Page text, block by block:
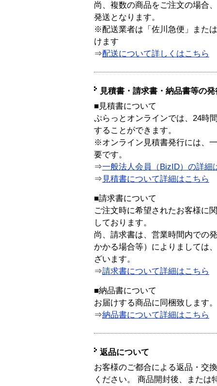
尚、複数の商品をご注文の場合
発送となります。
※配送業者は「佐川急便」また
けます
⇒配送について詳しくはこちら
見積書・請求書・納品書等の
■見積書について
ぷらっとオンラインでは、24時
することができます。
※オンライン見積書発行には、
要です。
⇒一般法人会員（BizID）の詳細
⇒ 見積書について詳細はこちら
■請求書について
ご注文時に希望されたお客様に
しております。
尚、請求書は、営業時間内での
かかる場合等）によりましては
ざいます。
⇒請求書について詳細はこちら
■納品書について
お届けする商品に同梱致します。
⇒納品書について詳細はこちら
返品について
お客様のご都合による返品・交
ください。 商品開封後、または